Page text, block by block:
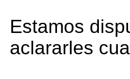
Estamos
aclararles